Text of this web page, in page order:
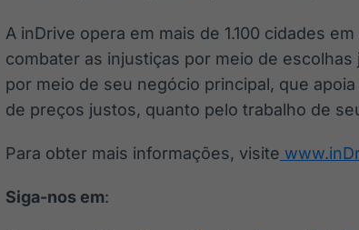
A inDrive opera em mais de 1.100 cidades
combater as injustiças por meio de
por meio de seu negócio principal, que
de preços justos, quanto pelo trabalho de
Para obter mais informações, visite
Siga-nos em: